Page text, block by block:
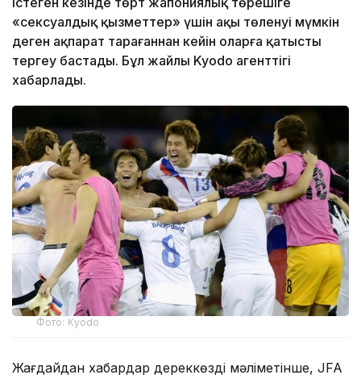
«сексуалдық қызметтер» үшін ақы төленуі мүмкін
деген ақпарат тарағаннан кейін оларға қатысты
тергеу бастады. Бұл жайлы Kyodo агенттігі
хабарлады.
Фото: Kyodo
Жағдайдан хабардар дереккөздің мәліметінше, JFA